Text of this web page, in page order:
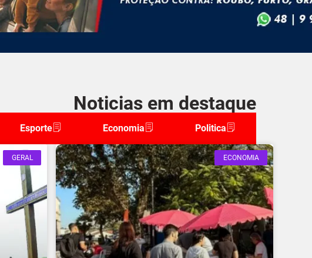
Noticias em destaque
Esporte Economia Politica
GERAL ECONOMIA